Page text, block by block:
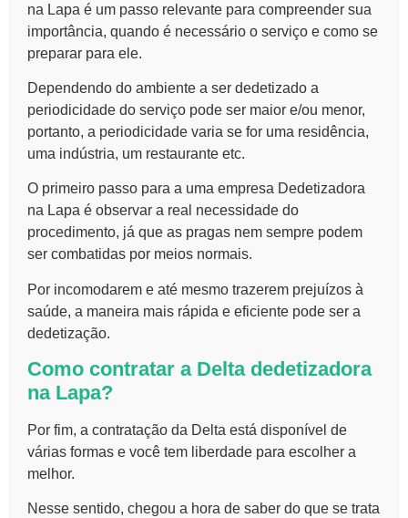
na Lapa é um passo relevante para compreender sua
importância, quando é necessário o serviço e como se
preparar para ele.
Dependendo do ambiente a ser dedetizado a
periodicidade do serviço pode ser maior e/ou menor,
portanto, a periodicidade varia se for uma residência,
uma indústria, um restaurante etc.
O primeiro passo para a uma empresa Dedetizadora
na Lapa é observar a real necessidade do
procedimento, já que as pragas nem sempre podem
ser combatidas por meios normais.
Por incomodarem e até mesmo trazerem prejuízos à
saúde, a maneira mais rápida e eficiente pode ser a
dedetização.
Como contratar a Delta dedetizadora
na Lapa?
Por fim, a contratação da Delta está disponível de
várias formas e você tem liberdade para escolher a
melhor.
Nesse sentido, chegou a hora de saber do que se trata